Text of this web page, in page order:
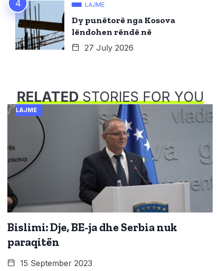
LAJME
Dy punëtorë nga Kosova
lëndohen rëndë në
27 July 2026
RELATEDSTORIES FOR YOU
LAJME
Bislimi: Dje, BE-ja dhe Serbia nuk
paraqitën
15 September 2023